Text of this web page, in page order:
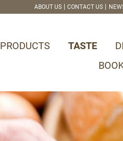
ABOUT US CONTACT US
PRODUCTS TASTE